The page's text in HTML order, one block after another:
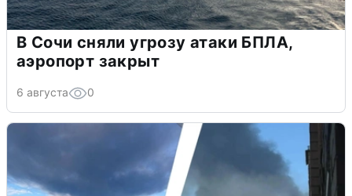
В Сочи сняли угрозу атаки БПЛА,
аэропорт закрыт
6 августа 0